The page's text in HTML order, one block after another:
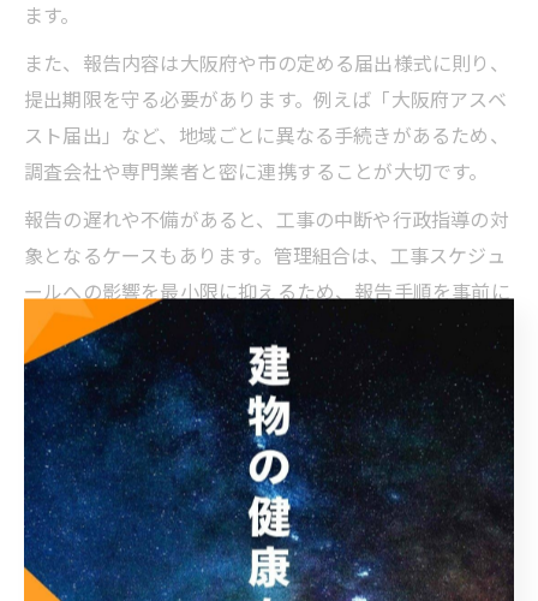
ます。
また、報告内容は大阪府や市の定める届出様式に則り、
提出期限を守る必要があります。例えば「大阪府アスベ
スト届出」など、地域ごとに異なる手続きがあるため、
調査会社や専門業者と密に連携することが大切です。
報告の遅れや不備があると、工事の中断や行政指導の対
象となるケースもあります。管理組合は、工事スケジュ
ールへの影響を最小限に抑えるため、報告手順を事前に
確認し、段取りよく進めることが成功への近道です。
法改正によるアスベスト調査の罰則や注意点を解説
法改正により、アスベスト調査を怠った場合や虚偽報告
を行った場合には、行政からの指導や罰則が科されるこ
ととなりました。罰則には工事停止命令や過料が含ま
れ、管理組合や発注者の責任も問われます。